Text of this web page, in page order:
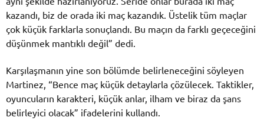
kazandı, biz de orada iki maç kazandık. Üstelik tüm maçlar
çok küçük farklarla sonuçlandı. Bu maçın da farklı geçeceğini
düşünmek mantıklı değil” dedi.
Karşılaşmanın yine son bölümde belirleneceğini söyleyen
Martinez, “Bence maç küçük detaylarla çözülecek. Taktikler,
oyuncuların karakteri, küçük anlar, ilham ve biraz da şans
belirleyici olacak” ifadelerini kullandı.